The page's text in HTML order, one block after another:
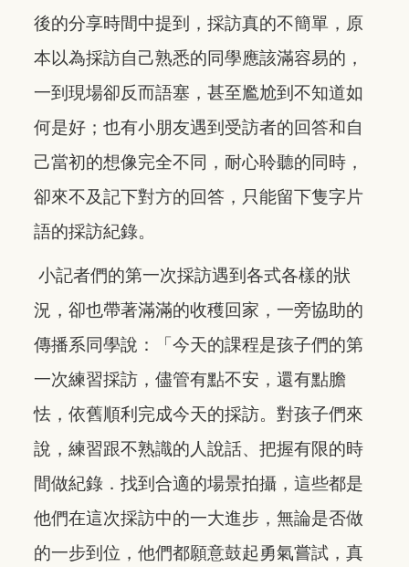
後的分享時間中提到，採訪真的不簡單，原
本以為採訪自己熟悉的同學應該滿容易的，
一到現場卻反而語塞，甚至尷尬到不知道如
何是好；也有小朋友遇到受訪者的回答和自
己當初的想像完全不同，耐心聆聽的同時，
卻來不及記下對方的回答，只能留下隻字片
語的採訪紀錄。
小記者們的第一次採訪遇到各式各樣的狀
況，卻也帶著滿滿的收穫回家，一旁協助的
傳播系同學說：「今天的課程是孩子們的第
一次練習採訪，儘管有點不安，還有點膽
怯，依舊順利完成今天的採訪。對孩子們來
說，練習跟不熟識的人說話、把握有限的時
間做紀錄．找到合適的場景拍攝，這些都是
他們在這次採訪中的一大進步，無論是否做
的一步到位，他們都願意鼓起勇氣嘗試，真